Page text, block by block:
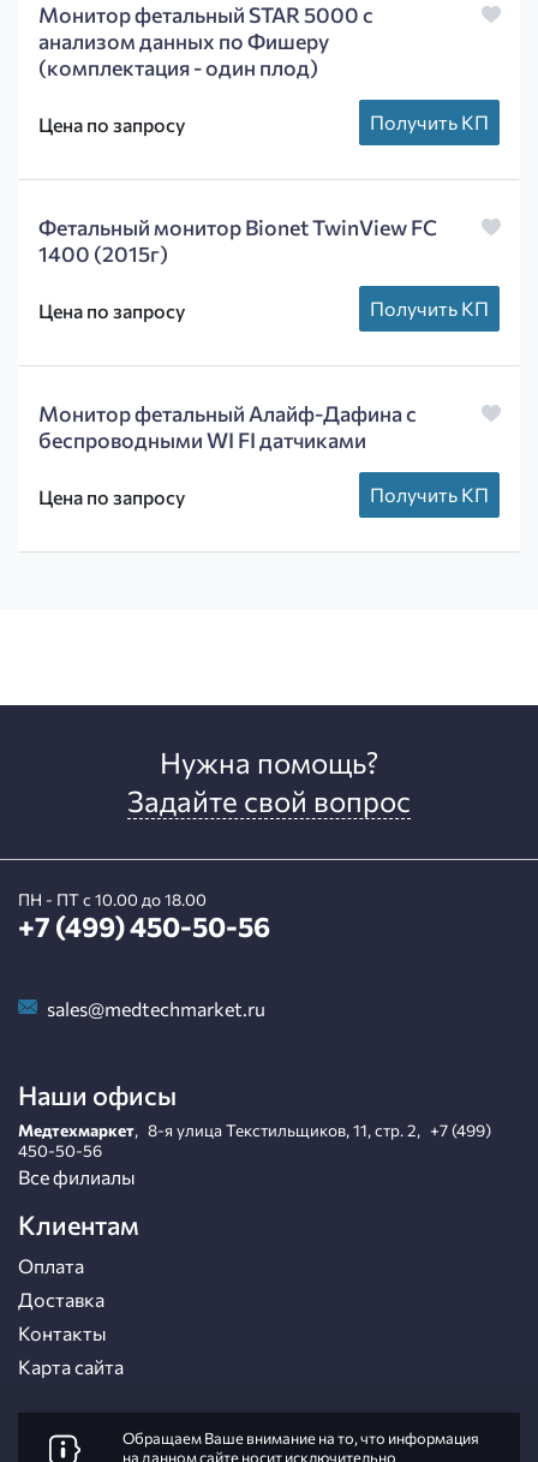
Монитор фетальный STAR 5000 с
анализом данных по Фишеру
(комплектация - один плод)
Цена по запросу Получить КП
Фетальный монитор Bionet TwinView FC
1400 (2015г)
Цена по запросу Получить КП
Монитор фетальный Алайф-Дафина с
беспроводными WI FI датчиками
Цена по запросу Получить КП
Нужна помощь?
Задайте свой вопрос
ПН - ПТ с 10.00 до 18.00
+7 (499) 450-50-56
sales@medtechmarket.ru
Наши офисы
Медтехмаркет, 8-я улица Текстильщиков, 11, стр. 2, +7 (499)
450-50-56
Все филиалы
Клиентам
Оплата
Доставка
Контакты
Карта сайта
Обращаем Ваше внимание на то, что информация
на данном сайте носит исключительно